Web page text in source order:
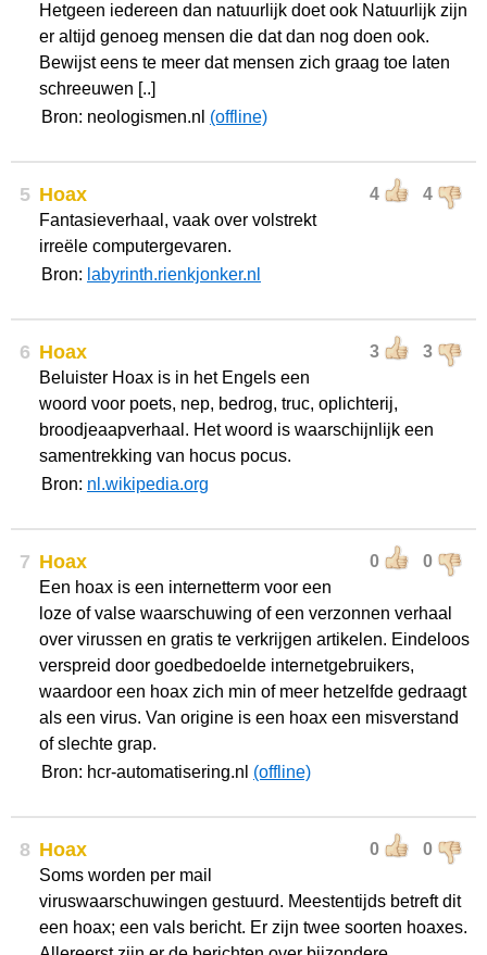
Hetgeen iedereen dan natuurlijk doet ook Natuurlijk zijn
er altijd genoeg mensen die dat dan nog doen ook.
Bewijst eens te meer dat mensen zich graag toe laten
schreeuwen [..]
Bron: neologismen.nl (offline)
5 4 4
Hoax
Fantasieverhaal, vaak over volstrekt
irreële computergevaren.
Bron: labyrinth.rienkjonker.nl
6 3 3
Hoax
Beluister Hoax is in het Engels een
woord voor poets, nep, bedrog, truc, oplichterij,
broodjeaapverhaal. Het woord is waarschijnlijk een
samentrekking van hocus pocus.
Bron: nl.wikipedia.org
7 0 0
Hoax
Een hoax is een internetterm voor een
loze of valse waarschuwing of een verzonnen verhaal
over virussen en gratis te verkrijgen artikelen. Eindeloos
verspreid door goedbedoelde internetgebruikers,
waardoor een hoax zich min of meer hetzelfde gedraagt
als een virus. Van origine is een hoax een misverstand
of slechte grap.
Bron: hcr-automatisering.nl (offline)
8 0 0
Hoax
Soms worden per mail
viruswaarschuwingen gestuurd. Meestentijds betreft dit
een hoax; een vals bericht. Er zijn twee soorten hoaxes.